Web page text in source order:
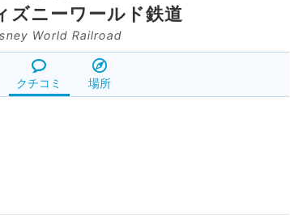
ズニーワールド鉄道
World Railroad
クチコミ 場所